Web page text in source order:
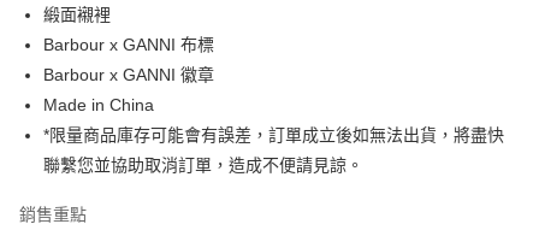
國泰世華商業銀行
臺灣中小企業銀行
匯豐（台灣）商業銀行
元大商業銀行
玉山商業銀行
星展（台灣）商業銀行
台新國際商業銀行
中國信託商業銀行
悠遊付
全盈+PAY
AFTEE先享後付
緞面襯裡
Barbour x GANNI 布標
Barbour x GANNI 徽章
Made in China
*限量商品庫存可能會有誤差，訂單成立後如無法出貨，將盡快
聯繫您並協助取消訂單，造成不便請見諒。
銷售重點